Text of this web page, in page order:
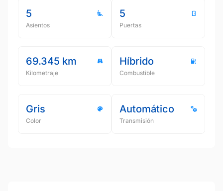
5
Asientos
5
Puertas
69.345 km
Kilometraje
Híbrido
Combustible
Gris
Color
Automático
Transmisión